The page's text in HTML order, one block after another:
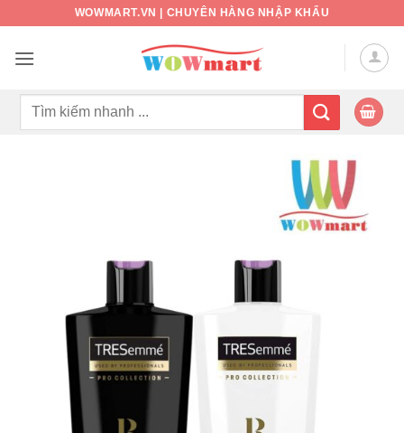
nội
WOWMART.VN | CHUYÊN HÀNG NHẬP KHẨU
Tìm